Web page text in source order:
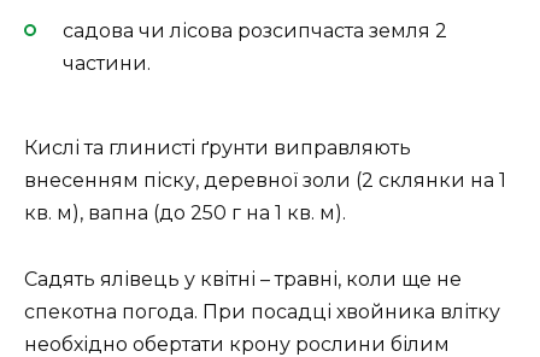
садова чи лісова розсипчаста земля 2
частини.
Кислі та глинисті ґрунти виправляють
внесенням піску, деревної золи (2 склянки на 1
кв. м), вапна (до 250 г на 1 кв. м).
Садять ялівець у квітні – травні, коли ще не
спекотна погода. При посадці хвойника влітку
необхідно обертати крону рослини білим